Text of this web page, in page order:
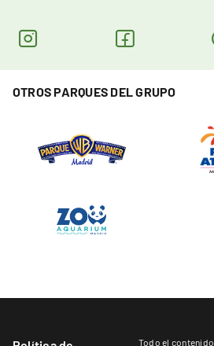
OTROS PARQUES DEL GRUPO
Todo el